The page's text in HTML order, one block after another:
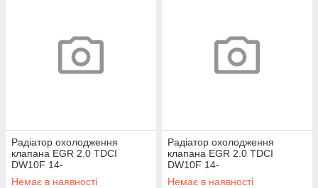
Радіатор охолодження
клапана EGR 2.0 TDCI
DW10F 14-
Немає в наявності
Радіатор охолодження
клапана EGR 2.0 TDCI
DW10F 14-
Немає в наявності